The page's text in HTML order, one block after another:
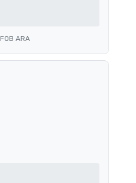
FOB ARA